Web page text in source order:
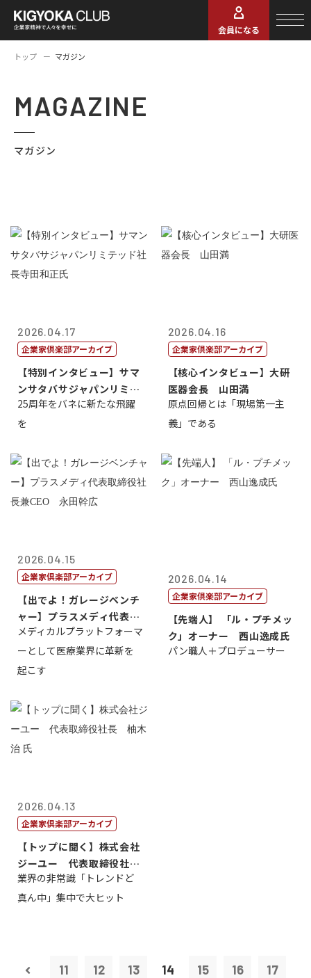
会員になる
トップ マガジン
MAGAZINE
マガジン
2026.04.17
企業家倶楽部アーカイブ
【特別インタビュー】サマ
ンサタバサジャパンリミテ
ッド社長寺田...
25周年をバネに新たな飛躍
を
2026.04.16
企業家倶楽部アーカイブ
【核心インタビュー】大研
医器会長 山田満
原点回帰とは「現場第一主
義」である
2026.04.15
企業家倶楽部アーカイブ
【出でよ！ガレージベンチ
ャー】プラスメディ代表取
締役社長兼C...
メディカルプラットフォーマ
ーとして医療業界に革新を
起こす
2026.04.14
企業家倶楽部アーカイブ
【先端人】 「ル・プチメッ
ク」オーナー 西山逸成氏
パン職人＋プロデューサー
2026.04.13
企業家倶楽部アーカイブ
【トップに聞く】株式会社
ジーユー 代表取締役社
長 柚木 治 ...
業界の非常識「トレンドど
真ん中」集中で大ヒット
11 12 13 14 15 16 17